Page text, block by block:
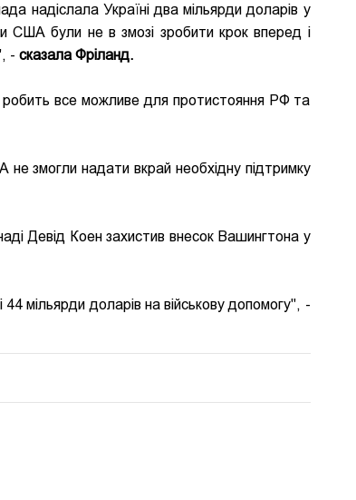
надіслала Україні два мільярди доларів у
США були не в змозі зробити крок вперед і
- сказала Фріланд.
все можливе для протистояння РФ та
змогли надати вкрай необхідну підтримку
Девід Коен захистив внесок Вашингтона у
мільярди доларів на військову допомогу", -